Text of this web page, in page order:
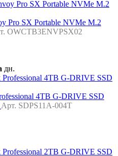
Pro SX Portable NVMe M.2
OWCTB3ENVPSX02
дн.
4TB G-DRIVE SSD
Арт. SDPS11A-004T